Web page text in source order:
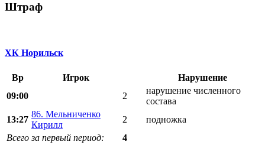
Штраф
ХК Норильск
Вр Игрок
Нарушение
09:00
2
нарушение численного
состава
13:27
86. Мельниченко
Кирилл
2
подножка
Всего за первый период:
4